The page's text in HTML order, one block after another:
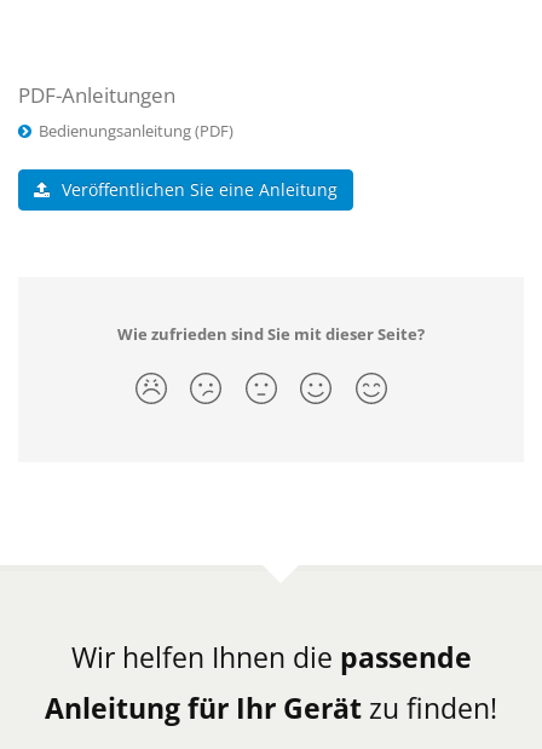
PDF-Anleitungen
Bedienungsanleitung (PDF)
Veröffentlichen Sie eine Anleitung
Wie zufrieden sind Sie mit dieser Seite?
Wir helfen Ihnen die passende
Anleitung für Ihr Gerät zu finden!